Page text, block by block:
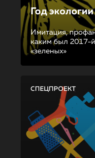
Год экологии
Имитация,
каким был 2017-й
«зеленых»
СПЕЦПРОЕКТ